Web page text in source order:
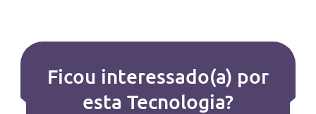
Ficou interessado(a) por
esta Tecnologia?